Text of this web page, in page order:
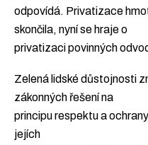
odpovídá. Privatizace
skončila, nyní se hraje o
privatizaci povinných
Zelená lidské důstojnosti
zákonných řešení na
principu respektu a
jejích